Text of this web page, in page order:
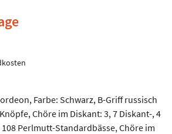
Farbe: Schwarz, B-Griff russisch
Chöre im Diskant: 3, 7 Diskant-, 4
Perlmutt-Standardbässe, Chöre im